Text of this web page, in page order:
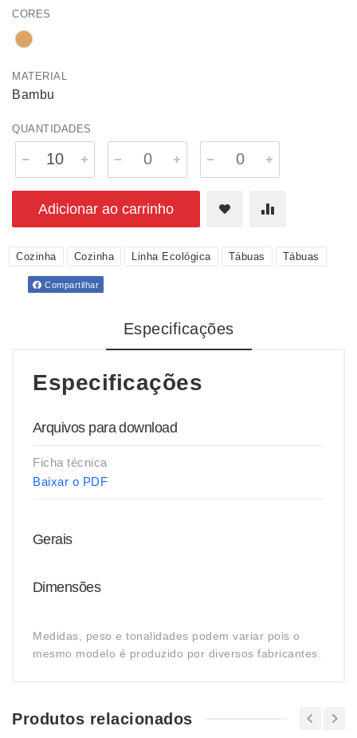
CORES
MATERIAL
Bambu
QUANTIDADES
Adicionar ao carrinho
Cozinha Cozinha Linha Ecológica Tábuas Tábuas
Compartilhar
Especificações
Especificações
Arquivos para download
Ficha técnica
Baixar o PDF
Gerais
Dimensões
Medidas, peso e tonalidades podem variar pois o
mesmo modelo é produzido por diversos fabricantes.
Produtos relacionados